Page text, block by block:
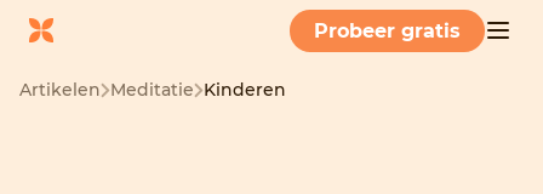
Probeer gratis
Artikelen Meditatie Kinderen